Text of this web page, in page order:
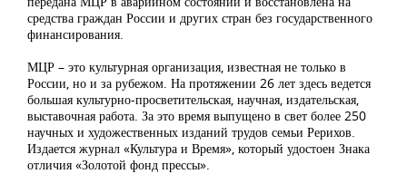
средства граждан России и других стран без государственного
финансирования.
МЦР – это культурная организация, известная не только в
России, но и за рубежом. На протяжении 26 лет здесь ведется
большая культурно-просветительская, научная, издательская,
выставочная работа. За это время выпущено в свет более 250
научных и художественных изданий трудов семьи Рерихов.
Издается журнал «Культура и Время», который удостоен Знака
отличия «Золотой фонд прессы».